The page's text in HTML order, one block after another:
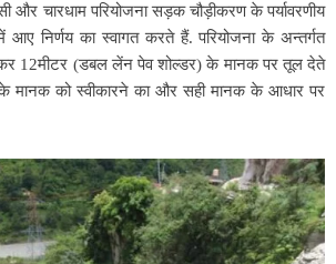
और चारधाम परियोजना सड़क चौड़ीकरण के पर्यावरणीय
निर्णय का स्वागत करते हैं. परियोजना के अन्तर्गत
12मीटर (डबल लेंन पेव शोल्डर) के मानक पर तूल देते
मानक को स्वीकारने का और सही मानक के आधार पर